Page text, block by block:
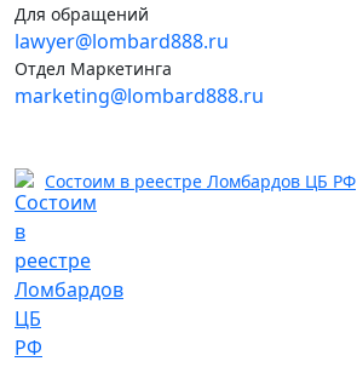
Для обращений
lawyer@lombard888.ru
Отдел Маркетинга
marketing@lombard888.ru
Состоим в реестре Ломбардов ЦБ РФ